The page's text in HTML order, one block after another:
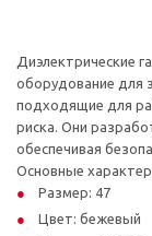
Диэлектрические
оборудование для
подходящие для
риска. Они
обеспечивая
Основные
Размер: 47
Цвет: бежевый